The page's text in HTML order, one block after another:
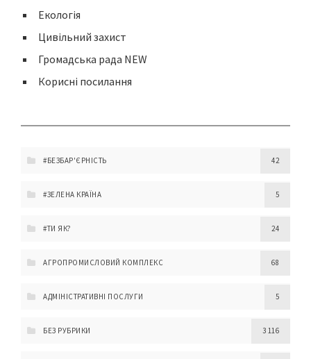
Екологія
Цивільний захист
Громадська рада NEW
Корисні посилання
#БЕЗБАР'ЄРНІСТЬ 42
#ЗЕЛЕНА КРАЇНА 5
#ТИ ЯК? 24
АГРОПРОМИСЛОВИЙ КОМПЛЕКС 68
АДМІНІСТРАТИВНІ ПОСЛУГИ 5
БЕЗ РУБРИКИ 3 116